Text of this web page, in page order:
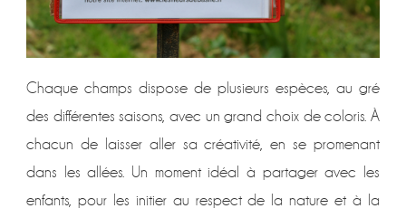
Chaque champs dispose de plusieurs espèces, au gré
des différentes saisons, avec un grand choix de coloris. À
chacun de laisser aller sa créativité, en se promenant
dans les allées. Un moment idéal à partager avec les
enfants, pour les initier au respect de la nature et à la